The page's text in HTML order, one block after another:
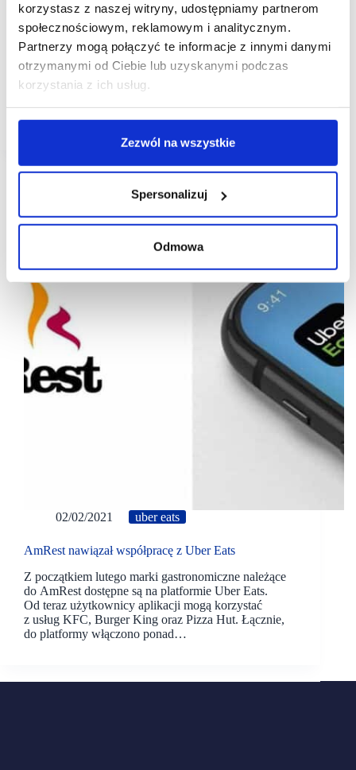
korzystasz z naszej witryny, udostępniamy partnerom
społecznościowym, reklamowym i analitycznym.
Partnerzy mogą połączyć te informacje z innymi danymi
otrzymanymi od Ciebie lub uzyskanymi podczas
korzystania z ich usług.
Zezwól na wszystkie
Spersonalizuj
Odmowa
29/03/2021 uber eats
Uber Eats kontynuuje rozwój w Polsce
4 lata, 44 miasta, ponad 40 mln kilometrów,
by dostarczyć ulubione posiłki. Z okazji czwartych
urodzin Uber Eats podsumował kolejny rok w Polsce.
Rok 2020 był rekordowy pod wieloma…
02/02/2021 uber eats
AmRest nawiązał współpracę z Uber Eats
Z początkiem lutego marki gastronomiczne należące
do AmRest dostępne są na platformie Uber Eats.
Od teraz użytkownicy aplikacji mogą korzystać
z usług KFC, Burger King oraz Pizza Hut. Łącznie,
do platformy włączono ponad…